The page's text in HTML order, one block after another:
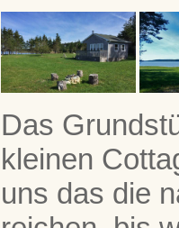
Das
kleinen
uns das die